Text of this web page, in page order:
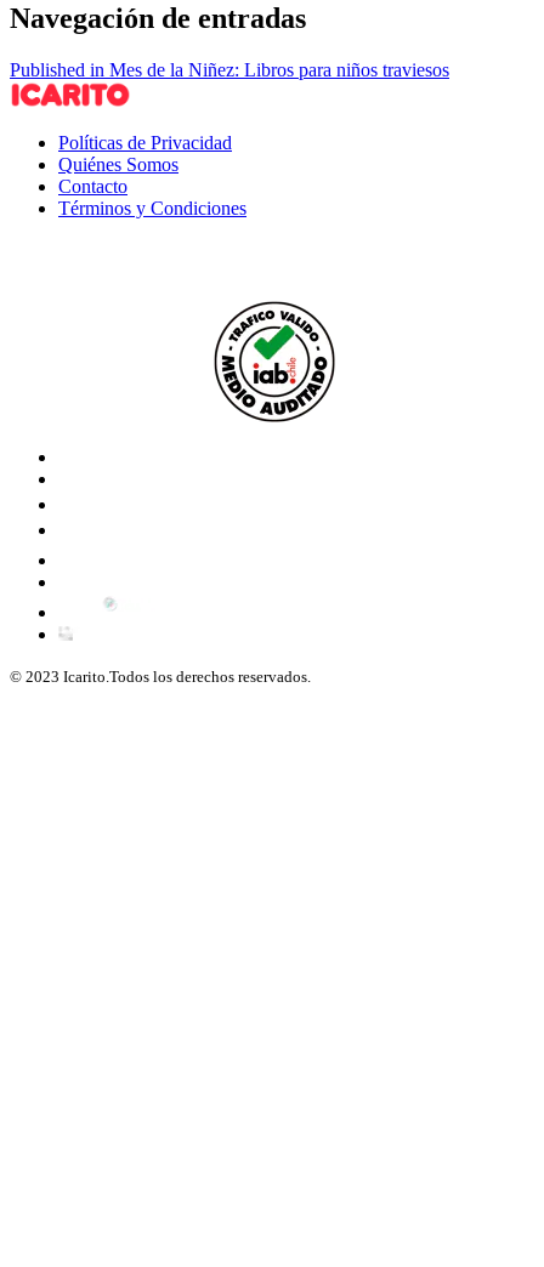
Navegación de entradas
Published in Mes de la Niñez: Libros para niños traviesos
Políticas de Privacidad
Quiénes Somos
Contacto
Términos y Condiciones
© 2023 Icarito.Todos los derechos reservados.